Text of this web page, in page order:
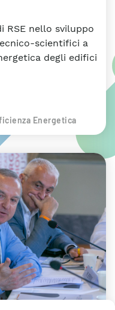
RSE nello sviluppo
scientifici a
degli edifici
Energetica